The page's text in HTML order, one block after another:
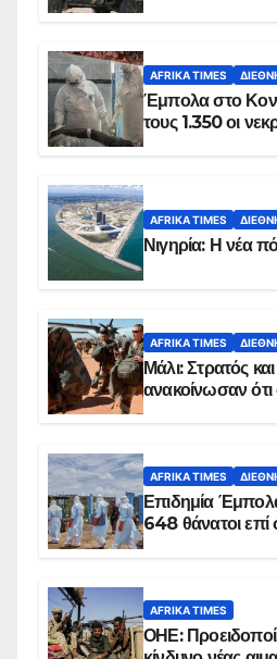
AFRIKA TIMES
Έμπολα στο
τους 1.350 οι
AFRIKA TIMES
Νιγηρία: Η νέα
AFRIKA TIMES
Μάλι: Στρατός
ανακοίνωσαν
AFRIKA TIMES
Επιδημία
648 θάνατοι
AFRIKA TIMES
ΟΗΕ: